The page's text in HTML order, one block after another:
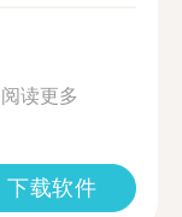
阅读更多
下载软件